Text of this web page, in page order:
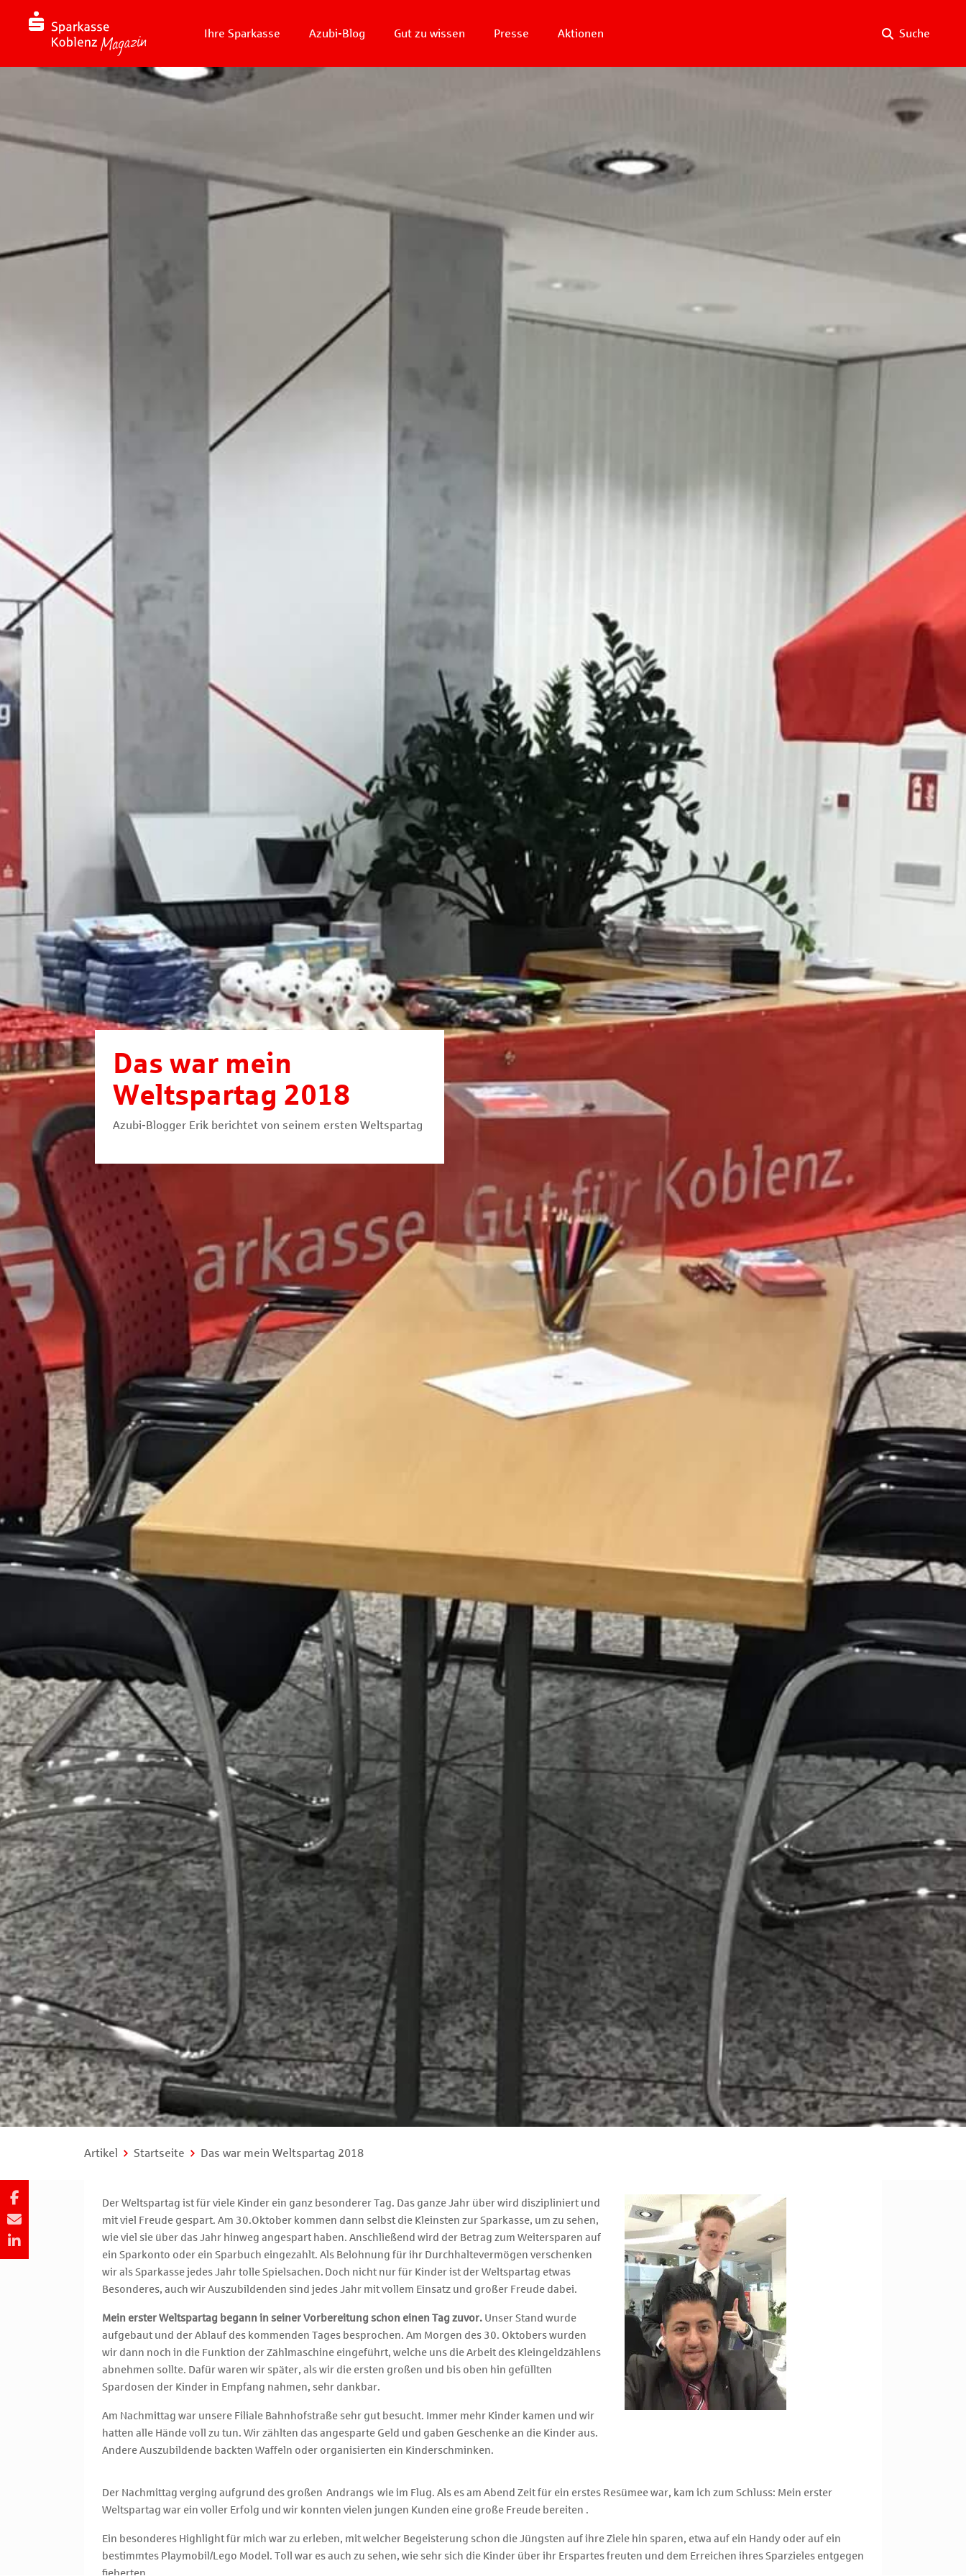
Ihre Sparkasse Azubi-Blog Gut zu wissen Presse Aktionen Suche
Das war mein
Weltspartag 2018
Azubi-Blogger Erik berichtet von seinem ersten Weltspartag
Artikel Startseite Das war mein Weltspartag 2018
Der Weltspartag ist für viele Kinder ein ganz besonderer Tag. Das ganze Jahr über wird diszipliniert und
mit viel Freude gespart. Am 30.Oktober kommen dann selbst die Kleinsten zur Sparkasse, um zu sehen,
wie viel sie über das Jahr hinweg angespart haben. Anschließend wird der Betrag zum Weitersparen auf
ein Sparkonto oder ein Sparbuch eingezahlt. Als Belohnung für ihr Durchhaltevermögen verschenken
wir als Sparkasse jedes Jahr tolle Spielsachen. Doch nicht nur für Kinder ist der Weltspartag etwas
Besonderes, auch wir Auszubildenden sind jedes Jahr mit vollem Einsatz und großer Freude dabei.
Mein erster Weltspartag begann in seiner Vorbereitung schon einen Tag zuvor. Unser Stand wurde
aufgebaut und der Ablauf des kommenden Tages besprochen. Am Morgen des 30. Oktobers wurden
wir dann noch in die Funktion der Zählmaschine eingeführt, welche uns die Arbeit des Kleingeldzählens
abnehmen sollte. Dafür waren wir später, als wir die ersten großen und bis oben hin gefüllten
Spardosen der Kinder in Empfang nahmen, sehr dankbar.
Am Nachmittag war unsere Filiale Bahnhofstraße sehr gut besucht. Immer mehr Kinder kamen und wir
hatten alle Hände voll zu tun. Wir zählten das angesparte Geld und gaben Geschenke an die Kinder aus.
Andere Auszubildende backten Waffeln oder organisierten ein Kinderschminken.
Der Nachmittag verging aufgrund des großen Andrangs wie im Flug. Als es am Abend Zeit für ein erstes Resümee war, kam ich zum Schluss: Mein erster
Weltspartag war ein voller Erfolg und wir konnten vielen jungen Kunden eine große Freude bereiten .
Ein besonderes Highlight für mich war zu erleben, mit welcher Begeisterung schon die Jüngsten auf ihre Ziele hin sparen, etwa auf ein Handy oder auf ein
bestimmtes Playmobil/Lego Model. Toll war es auch zu sehen, wie sehr sich die Kinder über ihr Erspartes freuten und dem Erreichen ihres Sparzieles entgegen
fieberten.